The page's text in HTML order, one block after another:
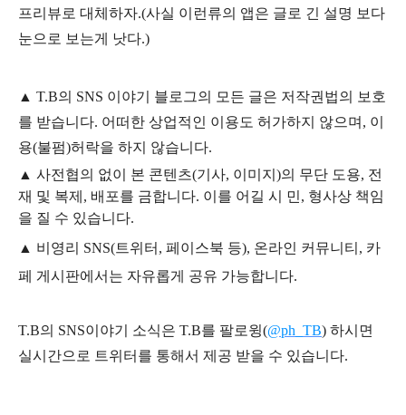
프리뷰로 대체하자.(사실 이런류의 앱은 글로 긴 설명 보다
눈으로 보는게 낫다.)
▲ T.B의 SNS 이야기 블 로그의 모든 글은 저작권법의 보호
를 받습니다. 어떠한 상업적인 이용도 허가하지 않으며, 이
용(불펌)허락을 하지 않습니다.
▲ 사전협의 없이 본 콘텐츠(기사, 이미지)의 무단 도용, 전
재 및 복제, 배포를 금합니다. 이를 어길 시 민, 형사상 책임
을 질 수 있습니다.
▲ 비영리 SNS(트위터, 페이스북 등), 온라인 커뮤니티, 카
페 게시판에서는 자유롭게 공유 가능합니다.
T.B의 SNS이야기 소식은 T.B를 팔로윙(@ph_TB) 하시면
실시간으로 트위터를 통해서 제공 받을 수 있습니다.